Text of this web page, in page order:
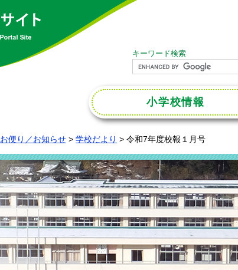
キーワード検索
小学校情報
お便り／お知らせ > 学校だより > 令和7年度校報１月号